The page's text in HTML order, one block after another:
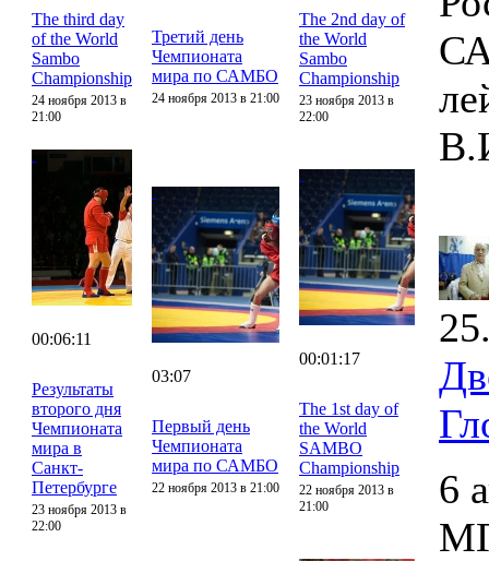
The third day
of the World
Sambo
Championship
24 ноября 2013 в
21:00
Третий день
Чемпионата
мира по САМБО
24 ноября 2013 в 21:00
The 2nd day of
the World
Sambo
Championship
23 ноября 2013 в
22:00
00:06:11
Результаты
второго дня
Чемпионата
мира в
Санкт-
Петербурге
23 ноября 2013 в
22:00
03:07
Первый день
Чемпионата
мира по САМБО
22 ноября 2013 в 21:00
00:01:17
The 1st day of
the World
SAMBO
Championship
22 ноября 2013 в
21:00
6